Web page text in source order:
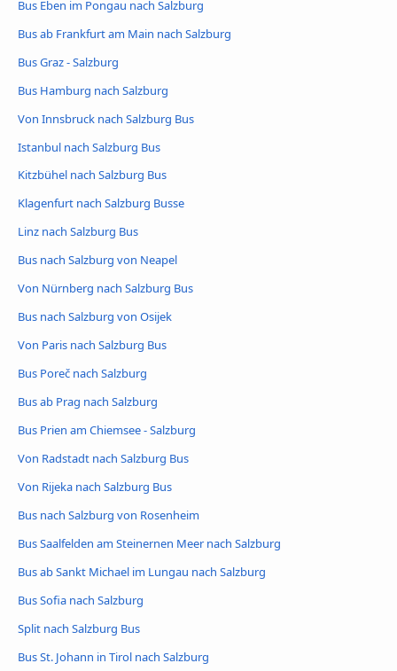
Bus Eben im Pongau nach Salzburg
Bus ab Frankfurt am Main nach Salzburg
Bus Graz - Salzburg
Bus Hamburg nach Salzburg
Von Innsbruck nach Salzburg Bus
Istanbul nach Salzburg Bus
Kitzbühel nach Salzburg Bus
Klagenfurt nach Salzburg Busse
Linz nach Salzburg Bus
Bus nach Salzburg von Neapel
Von Nürnberg nach Salzburg Bus
Bus nach Salzburg von Osijek
Von Paris nach Salzburg Bus
Bus Poreč nach Salzburg
Bus ab Prag nach Salzburg
Bus Prien am Chiemsee - Salzburg
Von Radstadt nach Salzburg Bus
Von Rijeka nach Salzburg Bus
Bus nach Salzburg von Rosenheim
Bus Saalfelden am Steinernen Meer nach Salzburg
Bus ab Sankt Michael im Lungau nach Salzburg
Bus Sofia nach Salzburg
Split nach Salzburg Bus
Bus St. Johann in Tirol nach Salzburg